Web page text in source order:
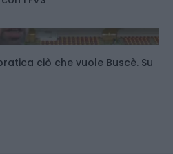
ciò che vuole Buscè. Su